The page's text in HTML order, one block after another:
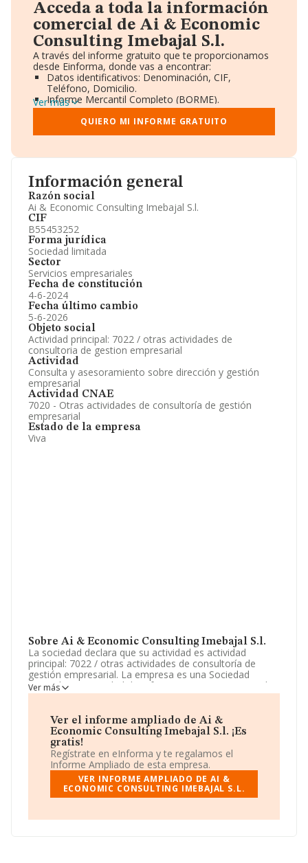
Información general
Razón social
Ai & Economic Consulting Imebajal S.l.
CIF
B55453252
Forma jurídica
Sociedad limitada
Sector
Servicios empresariales
Fecha de constitución
4-6-2024
Fecha último cambio
5-6-2026
Objeto social
Actividad principal: 7022 / otras actividades de
consultoria de gestion empresarial
Actividad
Consulta y asesoramiento sobre dirección y gestión
empresarial
Actividad CNAE
7020 - Otras actividades de consultoría de gestión
empresarial
Estado de la empresa
Viva
Sobre Ai & Economic Consulting Imebajal S.l.
La sociedad declara que su actividad es actividad
principal: 7022 / otras actividades de consultoría de
gestión empresarial. La empresa es una Sociedad
Limitada. La actividad de referencia CNAE corresponde
a '%cnae%', cuyo Código es 7020. No realiza actividad
Para más información es posible contactar a través del
teléfono 934313740.
La sociedadAi & Economic Consulting Imebajal S.L
CIF B55453252, tiene domicilio fiscal en Calle Leiva
núm. 16 P. 0 Pta. 2, (08014), en el municipio de
Barcelona, Cataluña.
En base a la información de la que dispone INFORMA
Ver más
Ver el informe ampliado de Ai &
Economic Consulting Imebajal S.l. ¡Es
gratis!
Regístrate en eInforma y te regalamos el
Informe Ampliado de esta empresa.
VER INFORME AMPLIADO DE AI &
ECONOMIC CONSULTING IMEBAJAL S.L.
Acceda a toda la información
comercial de Ai & Economic
Consulting Imebajal S.l.
A través del informe gratuito que te proporcionamos
desde Einforma, donde vas a encontrar:
Datos identificativos: Denominación, CIF,
Teléfono, Domicilio.
Informe Mercantil Completo (BORME).
Gráficos de Evolución Ventas y Empleados.
Consejo de Administración y Administradores.
Directivos y Ejecutivos.
Información oficial y registral complementaria.
Ver más
QUIERO MI INFORME GRATUITO